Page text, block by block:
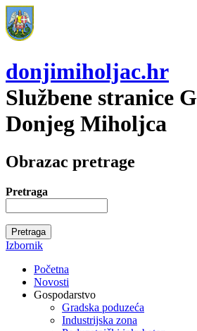
donjimiholjac.hr
Službene stranice
Donjeg Miholjca
Obrazac pretrage
Pretraga
Izbornik
Početna
Novosti
Gospodarstvo
Gradska poduzeća
Industrijska zona